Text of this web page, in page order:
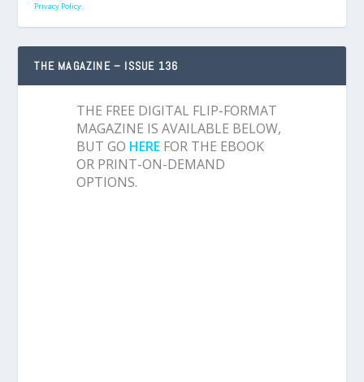
Privacy Policy.
THE MAGAZINE – ISSUE 136
THE FREE DIGITAL FLIP-FORMAT
MAGAZINE IS AVAILABLE BELOW,
BUT GO HERE FOR THE EBOOK
OR PRINT-ON-DEMAND
OPTIONS.